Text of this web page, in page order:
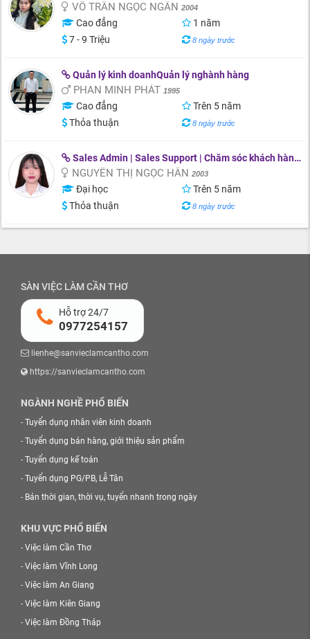
VÕ TRẦN NGỌC NGÂN 2004
Cao đẳng
1 năm
7 - 9 Triệu
8 ngày trước
Quản lý kinh doanhQuản lý nghành hàng
PHAN MINH PHÁT 1995
Cao đẳng
Trên 5 năm
Thỏa thuận
8 ngày trước
Sales Admin | Sales Support | Chăm sóc khách hàng | Telesales
NGUYỄN THỊ NGỌC HÂN 2003
Đại học
Trên 5 năm
Thỏa thuận
8 ngày trước
SÀN VIỆC LÀM CẦN THƠ
Hỗ trợ 24/7
0977254157
lienhe@sanvieclamcantho.com
https://sanvieclamcantho.com
NGÀNH NGHỀ PHỔ BIẾN
- Tuyển dụng nhân viên kinh doanh
- Tuyển dụng bán hàng, giới thiệu sản phẩm
- Tuyển dụng kế toán
- Tuyển dụng PG/PB, Lễ Tân
- Bán thời gian, thời vụ, tuyển nhanh trong ngày
KHU VỰC PHỔ BIẾN
- Việc làm Cần Thơ
- Việc làm Vĩnh Long
- Việc làm An Giang
- Việc làm Kiên Giang
- Việc làm Đồng Tháp